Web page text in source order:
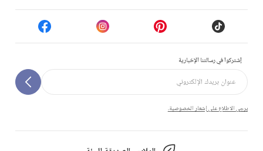
إشتركوا في رسالتنا الإخبارية
يرجى الاطلاع على إشعار الخصوصية.